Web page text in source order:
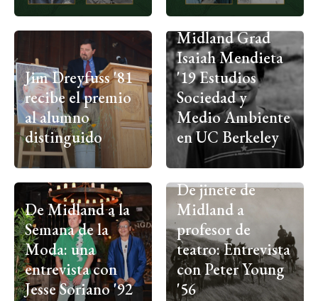
Jim Dreyfuss '81
recibe el premio
al alumno
distinguido
Midland Grad
Isaiah Mendieta
'19 Estudios
Sociedad y
Medio Ambiente
en UC Berkeley
De Midland a la
Semana de la
Moda: una
entrevista con
Jesse Soriano '92
De jinete de
Midland a
profesor de
teatro: Entrevista
con Peter Young
'56